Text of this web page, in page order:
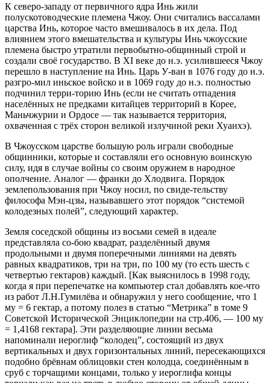
К северо-западу от первичного ядра Инь жили
полускотоводческие племена Чжоу. Они считались вассалами
царства Инь, которое часто вмешивалось в их дела. Под
влиянием этого вмешательства и культуры Инь чжоусские
племена быстро утратили первобытно-общинный строй и
создали своё государство. В XI веке до н.э. усилившееся Чжоу
перешло в наступление на Инь. Царь У-ван в 1076 году до н.э.
разгро-мил иньское войско и в 1069 году до н.э. полностью
подчинил терри-торию Инь (если не считать отпадения
населённых не предками китайцев территорий в Корее,
Маньчжурии и Ордосе — так называется территория,
охваченная с трёх сторон великой излучиной реки Хуанхэ).
В Чжоусском царстве большую роль играли свободные
общинники, которые и составляли его основную воинскую
силу, идя в случае войны со своим оружием в народное
ополчение. Аналог — франки до Хлодвига. Порядок
землепользования при Чжоу носил, по свиде-тельству
философа Мэн-цзы, называвшего этот порядок “системой
колодезных полей”, следующий характер.
Земля соседской общины из восьми семей в идеале
представляла со-бою квадрат, разделённый двумя
продольными и двумя поперечными линиями на девять
равных квадратиков, три на три, по 100 му (то есть шесть с
четвертью гектаров) каждый. [Как выяснилось в 1998 году,
когда я при перепечатке на компьютер стал добавлять кое-что
из работ Л.Н.Гумилёва и обнаружил у него сообщение, что 1
му = 6 гектар, а потому полез в статью “Метрика” в томе 9
Советской Исторической Энциклопедии на стр.406, — 100 му
= 1,4168 гектара]. Эти разделяющие линии весьма
напоминали иероглиф “колодец”, состоящий из двух
вертикальных и двух горизонтальных линий, пересекающихся
подобно брёвнам облицовки стен колодца, соединённым в
сруб с торчащими концами, только у иероглифа концы